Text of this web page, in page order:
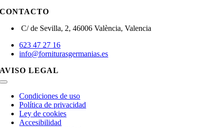
CONTACTO
C/ de Sevilla, 2, 46006 València, Valencia
623 47 27 16
info@forniturasgermanias.es
AVISO LEGAL
Toggle
NavigationCondiciones de uso
Política de privacidad
Ley de cookies
Accesibilidad